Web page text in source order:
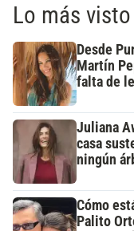
Lo más visto
Desde
Martín
falta de
Juliana
casa
ningún
Cómo
Palito